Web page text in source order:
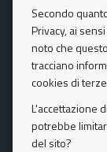
Mail :
Centralino
SEGUICI SU
Facebook
Secondo
Privacy, ai
noto che
tracciano
cookies di
L'accettazione
potrebbe
del sito?